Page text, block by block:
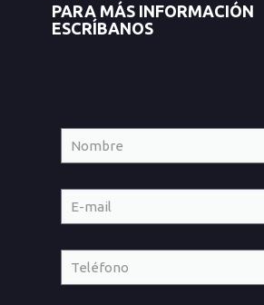
PARA MÁS INFORMACIÓN
ESCRÍBANOS